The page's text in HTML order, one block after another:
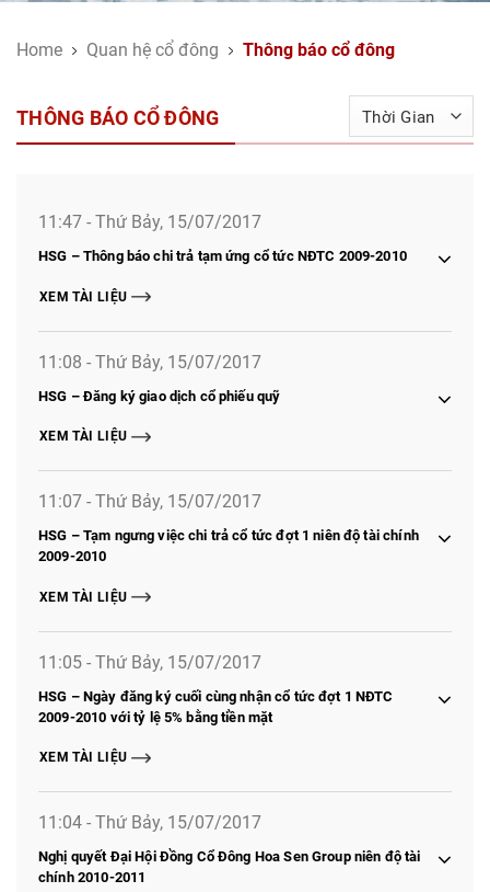
Home Quan hệ cổ đông Thông báo cổ đông
THÔNG BÁO CỔ ĐÔNG
11:47 - Thứ Bảy, 15/07/2017
HSG – Thông báo chi trả tạm ứng cổ tức NĐTC 2009-2010
XEM TÀI LIỆU
11:08 - Thứ Bảy, 15/07/2017
HSG – Đăng ký giao dịch cổ phiếu quỹ
XEM TÀI LIỆU
11:07 - Thứ Bảy, 15/07/2017
HSG – Tạm ngưng việc chi trả cổ tức đợt 1 niên độ tài chính
2009-2010
XEM TÀI LIỆU
11:05 - Thứ Bảy, 15/07/2017
HSG – Ngày đăng ký cuối cùng nhận cổ tức đợt 1 NĐTC
2009-2010 với tỷ lệ 5% bằng tiền mặt
XEM TÀI LIỆU
11:04 - Thứ Bảy, 15/07/2017
Nghị quyết Đại Hội Đồng Cổ Đông Hoa Sen Group niên độ tài
chính 2010-2011